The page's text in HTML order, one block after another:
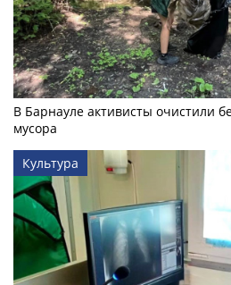
В Барнауле активисты очистили
мусора
Культура